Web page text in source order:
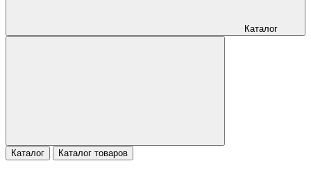
Каталог
Каталог Каталог товаров